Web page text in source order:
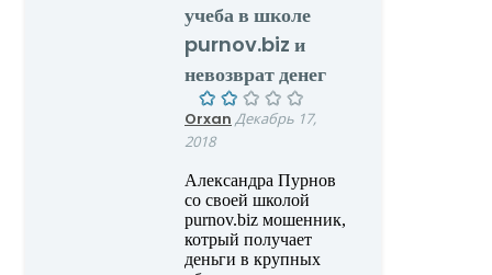
учеба в школе
purnov.biz и
невозврат денег
Orxan Декабрь 17,
2018
Александра Пурнов
со своей школой
purnov.biz мошенник,
котрый получает
деньги в крупных